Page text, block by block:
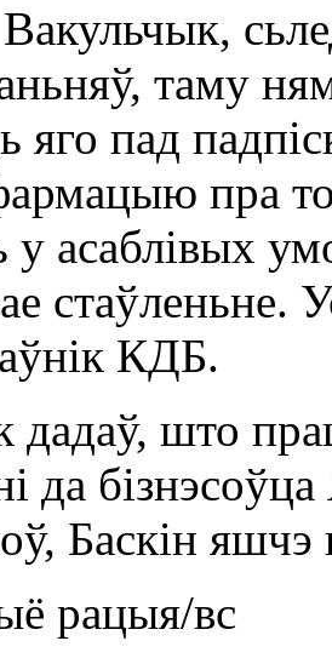
таму
яго пад
пра
асаблівых
стаўленьне.
КДБ.
дадаў, што
да
Баскін
рацыя/вс